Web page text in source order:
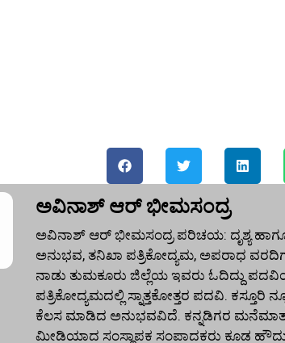
ಅವಿನಾಶ್‌ ಆರ್‌ ಭೀಮಸಂದ್ರ
ಅವಿನಾಶ್‌ ಆರ್‌ ಭೀಮಸಂದ್ರ ಪರಿಚಯ: ದೃಶ್ಯ
ಅನುಭವ, ತನಿಖಾ ಪತ್ರಿಕೋದ್ಯಮ, ಅಪರಾಧ
ನಾಡು ತುಮಕೂರು ಜಿಲ್ಲೆಯ ಇವರು ಓದಿದ್ದು
ಪತ್ರಿಕೋದ್ಯಮದಲ್ಲಿ ಸ್ನಾತ್ತಕೋತ್ತರ ಪದವಿ.
ಕೆಲಸ ಮಾಡಿದ ಅನುಭವವಿದೆ. ಕನ್ನಡಿಗರ
ಮೀಡಿಯಾದ ಸಂಸ್ಥಾಪಕ ಸಂಪಾದಕರು ಕೂಡ